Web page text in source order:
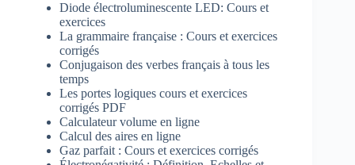
Diode électroluminescente LED: Cours et
exercices
La grammaire française : Cours et exercices
corrigés
Conjugaison des verbes français à tous les
temps
Les portes logiques cours et exercices
corrigés PDF
Calculateur volume en ligne
Calcul des aires en ligne
Gaz parfait : Cours et exercices corrigés